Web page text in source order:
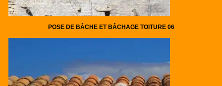
POSE DE BÂCHE ET BÂCHAGE TOITURE 06